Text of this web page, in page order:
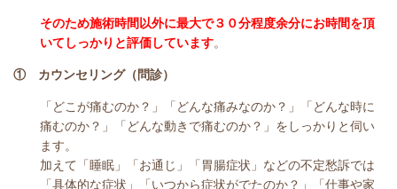
そのため施術時間以外に最大で３０分程度余分にお時間を頂
いてしっかりと評価しています。
① カウンセリング（問診）
「どこが痛むのか？」「どんな痛みなのか？」「どんな時に
痛むのか？」「どんな動きで痛むのか？」をしっかりと伺い
ます。
加えて「睡眠」「お通じ」「胃腸症状」などの不定愁訴では
「具体的な症状」「いつから症状がでたのか？」「仕事や家